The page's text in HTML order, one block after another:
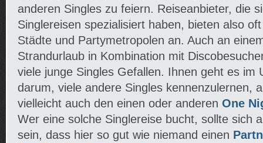
anderen Singles zu feiern. Reiseanbieter, die
Singlereisen spezialisiert haben, bieten also
Städte und Partymetropolen an. Auch an
Strandurlaub in Kombination mit
viele junge Singles Gefallen. Ihnen geht es im
darum, viele andere Singles kennenzulernen,
vielleicht auch den einen oder anderen One
Wer eine solche Singlereise bucht, sollte sich
sein, dass hier so gut wie niemand einen